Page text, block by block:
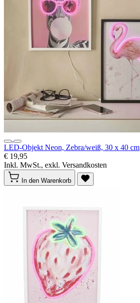
LED-Objekt Neon, Zebra/weiß, 30 x 40 cm
€ 19,95
Inkl. MwSt., exkl. Versandkosten
In den Warenkorb